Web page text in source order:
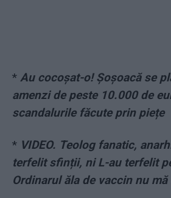
* Au cocoșat-o! Șoșoacă se
amenzi de peste 10.000 de
scandalurile făcute prin piețe
* VIDEO. Teolog fanatic,
terfelit sfinții, ni L-au terfelit
Ordinarul ăla de vaccin nu mă